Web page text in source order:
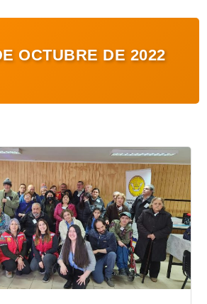
CULTURA
OCTUBRE DE 2022